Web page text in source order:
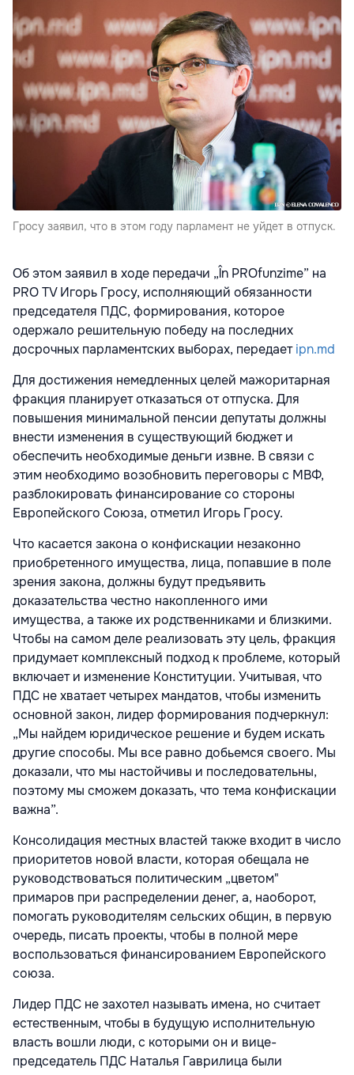
Гросу заявил, что в этом году парламент не уйдет в отпуск.
Об этом заявил в ходе передачи „În PROfunzime” на
PRO TV Игорь Гросу, исполняющий обязанности
председателя ПДС, формирования, которое
одержало решительную победу на последних
досрочных парламентских выборах, передаетipn.md
Для достижения немедленных целей мажоритарная
фракция планирует отказаться от отпуска. Для
повышения минимальной пенсии депутаты должны
внести изменения в существующий бюджет и
обеспечить необходимые деньги извне. В связи с
этим необходимо возобновить переговоры с МВФ,
разблокировать финансирование со стороны
Европейского Союза, отметил Игорь Гросу.
Что касается закона о конфискации незаконно
приобретенного имущества, лица, попавшие в поле
зрения закона, должны будут предъявить
доказательства честно накопленного ими
имущества, а также их родственниками и близкими.
Чтобы на самом деле реализовать эту цель, фракция
придумает комплексный подход к проблеме, который
включает и изменение Конституции. Учитывая, что
ПДС не хватает четырех мандатов, чтобы изменить
основной закон, лидер формирования подчеркнул:
„Мы найдем юридическое решение и будем искать
другие способы. Мы все равно добьемся своего. Мы
доказали, что мы настойчивы и последовательны,
поэтому мы сможем доказать, что тема конфискации
важна”.
Консолидация местных властей также входит в число
приоритетов новой власти, которая обещала не
руководствоваться политическим „цветом"
примаров при распределении денег, а, наоборот,
помогать руководителям сельских общин, в первую
очередь, писать проекты, чтобы в полной мере
воспользоваться финансированием Европейского
союза.
Лидер ПДС не захотел называть имена, но считает
естественным, чтобы в будущую исполнительную
власть вошли люди, с которыми он и вице-
председатель ПДС Наталья Гаврилица были